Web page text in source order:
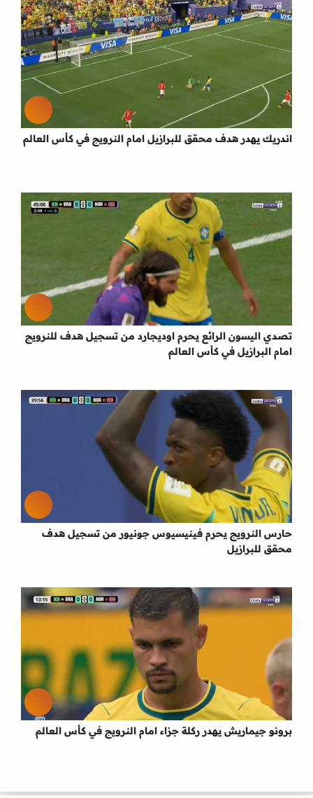
اندريك يهدر هدف محقق للبرازيل امام النرويج في كأس العالم
تصدي اليسون الرائع يحرم اوديجارد من تسجيل هدف للنرويج
امام البرازيل في كأس العالم
حارس النرويج يحرم فينيسيوس جونيور من تسجيل هدف
محقق للبرازيل
برونو جيماريش يهدر ركلة جزاء امام النرويج في كأس العالم